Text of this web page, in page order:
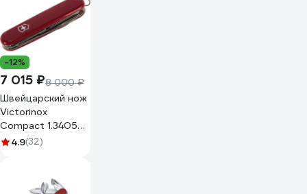
-12%
7 015 ₽8 000 ₽
Швейцарский нож
Victorinox
Compact 1.3405
красный
4.9(32)